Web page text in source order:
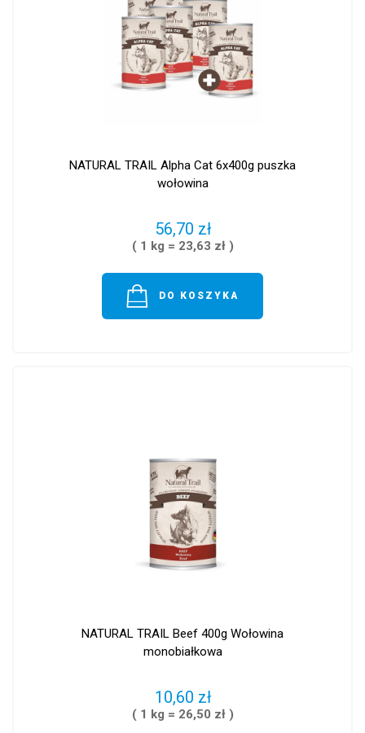
NATURAL TRAIL Alpha Cat 6x400g puszka
wołowina
56,70 zł
( 1 kg = 23,63 zł )
DO KOSZYKA
NATURAL TRAIL Beef 400g Wołowina
monobiałkowa
10,60 zł
( 1 kg = 26,50 zł )